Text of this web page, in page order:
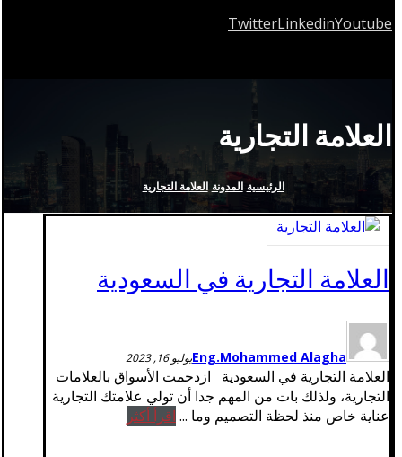
TwitterLinkedinYoutube
العلامة التجارية
الرئيسية المدونة العلامة التجارية
العلامة التجارية في السعودية
Eng.Mohammed Alaghaيوليو 16, 2023
العلامة التجارية في السعودية ازدحمت الأسواق بالعلامات
التجارية، ولذلك بات من المهم جدا أن تولي علامتك التجارية
عناية خاص منذ لحظة التصميم وما ... اقرأ أكثر